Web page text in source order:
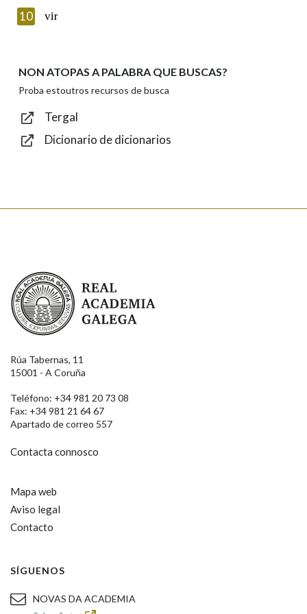
Introduce o código que aparece na imaxe:
Texto de verificación
10 vir
NON ATOPAS A PALABRA QUE BUSCAS?
Proba estoutros recursos de busca
Tergal
Dicionario de dicionarios
Real Academia Galega
Rúa Tabernas, 11
15001 - A Coruña
Teléfono: +34 981 20 73 08
Fax: +34 981 21 64 67
Apartado de correo 557
Contacta connosco
Mapa web
Aviso legal
Contacto
SÍGUENOS
NOVAS DA ACADEMIA